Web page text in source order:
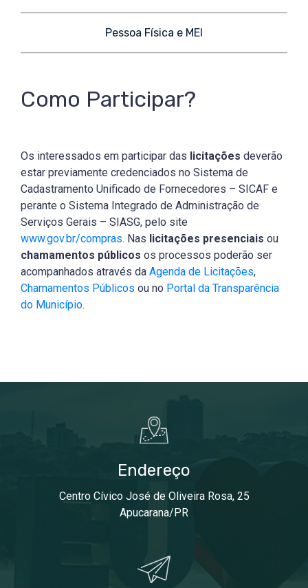
Pessoa Física e MEI
Como Participar?
Os interessados em participar das licitações deverão
estar previamente credenciados no Sistema de
Cadastramento Unificado de Fornecedores – SICAF e
perante o Sistema Integrado de Administração de
Serviços Gerais – SIASG, pelo site
www.gov.br/compras. Nas licitações presenciais ou
chamamentos públicos os processos poderão ser
acompanhados através da Agenda de Licitações,
Chamamentos Públicos ou no Portal da Transparência
do Município.
Endereço
Centro Cívico José de Oliveira Rosa, 25
Apucarana/PR